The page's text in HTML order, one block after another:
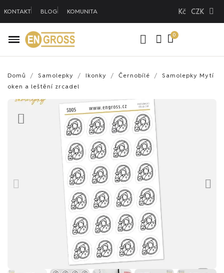
KONTAKT BLOG KOMUNITA Kč CZK
Domů Samolepky Ikonky Černobílé
Samolepky Mytí
oken a leštění zrcadel